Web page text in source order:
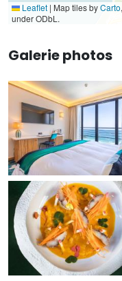
Leaflet | Map tiles byCarto
under ODbL.
Galerie photos